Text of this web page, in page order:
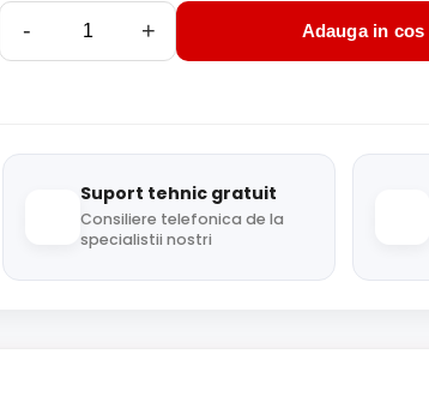
- + Adauga in cos
Suport tehnic gratuit
Consiliere telefonica de la
specialistii nostri